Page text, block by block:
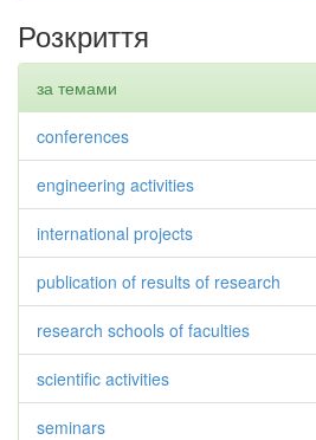
Розкриття
за темами
conferences
engineering activities
international projects
publication of results of research
research schools of faculties
scientific activities
seminars